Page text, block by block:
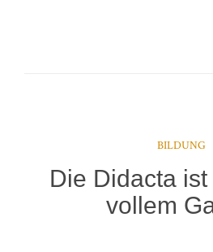
BILDUNG
Die Didacta
vollem